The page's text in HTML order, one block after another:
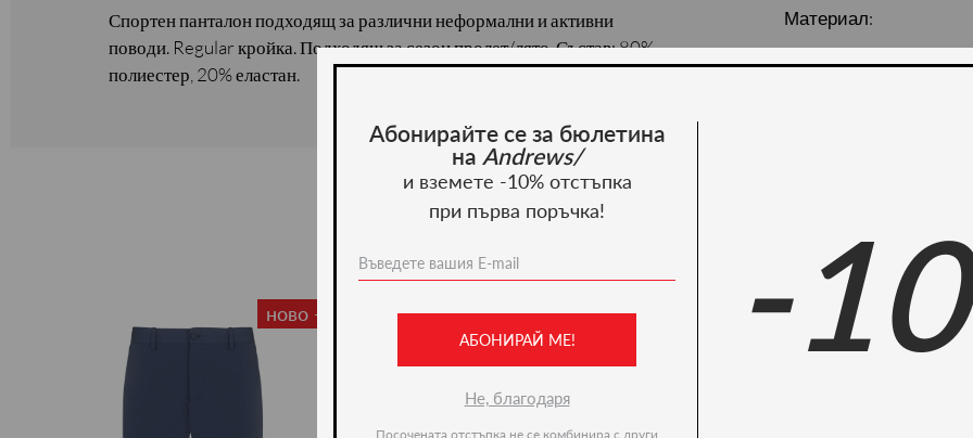
Спортен панталон подходящ за различни неформални и активни
поводи. Regular кройка. Подходящ за сезон пролет/лято. Състав: 80%
полиестер, 20% еластан.
Материал:
Ние препоръчваме
ново -36%
Абонирайте се за бюлетина
на Andrews/
и вземете -10% отстъпка
при първа поръчка!
АБОНИРАЙ МЕ!
Не, благодаря
Посочената отстъпка не се комбинира с други
-